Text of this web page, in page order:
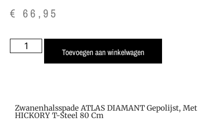
€ 66,95
Toevoegen aan winkelwagen
Zwanenhalsspade ATLAS DIAMANT Gepolijst, Met
HICKORY T-Steel 80 Cm